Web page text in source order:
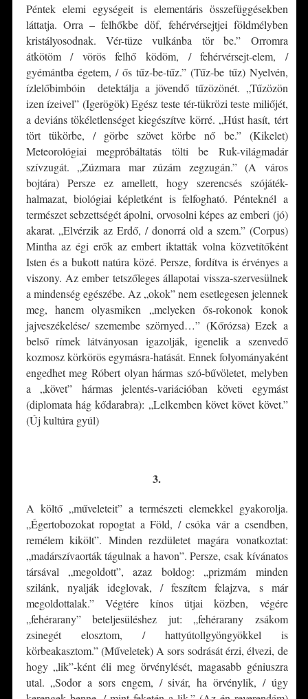
Péntek elemi egységeit is elementáris összefüggésekben
láttatja. Orra – felhőkbe döf, fehérvérsejtjei földmélyben
kristályosodnak. Vér-tüze vulkánba tör be.” Orromra
átkötöm / vörös felhő ködöm, / fehérvérsejt-elem, /
gyémántba égetem, / ős tűz-be-tűz.” (Tűz-be tűz) Nyelvén,
ízlelőbimbóin detektálja a jövendő tűzözönét. „Tűzözön
izen ízeivel” (Igerögök) Egész teste tér-tükrözi teste miliőjét,
a deviáns tökéletlenséget kiegészítve körré. „Húst hasít, tért
tört tükörbe, / görbe szövet körbe nő be.” (Kikelet)
Meteorológiai megpróbáltatás tölti be Ruk-világmadár
szívzugát. „Zúzmara mar zúzám zegzugán.” (A város
bojtára) Persze ez amellett, hogy szerencsés szójáték-
halmazat, biológiai képletként is felfogható. Pénteknél a
természet sebzettségét ápolni, orvosolni képes az emberi (jó)
akarat. „Elvérzik az Erdő, / donorrá old a szem.” (Corpus)
Mintha az égi erők az embert iktatták volna közvetítőként
Isten és a bukott natúra közé. Persze, fordítva is érvényes a
viszony. Az ember tetszőleges állapotai vissza-szervesülnek
a mindenség egészébe. Az „okok” nem esetlegesen jelennek
meg, hanem olyasmiken „melyeken ős-rokonok konok
jajveszékelése/ szemembe szörnyed…” (Kőrózsa) Ezek a
belső rímek látványosan igazolják, igenelik a szenvedő
kozmosz körkörös egymásra-hatását. Ennek folyományaként
engedhet meg Róbert olyan hármas szó-bűvöletet, melyben
a „követ” hármas jelentés-variációban követi egymást
(diplomata hág kődarabra): „Lelkemben követ követ követ.”
(Új kultúra gyúl)
3.
A költő „műveleteit” a természeti elemekkel gyakorolja.
„Égertobozokat ropogtat a Föld, / csóka vár a csendben,
remélem kikölt”. Minden rezdületet magára vonatkoztat:
„madárszívaorták tágulnak a havon”. Persze, csak kívánatos
társával „megoldott”, azaz boldog: „prizmám minden
szilánk, nyalják ideglovak, / feszítem felajzva, s már
megoldottalak.” Végtére kínos útjai közben, végére
„fehérarany” beteljesüléshez jut: „fehérarany zsákom
zsinegét elosztom, / hattyútollgyöngyökkel is
körbeakasztom.” (Műveletek) A sors sodrását érzi, élvezi, de
hogy „lik”-ként éli meg örvénylését, magasabb géniuszra
utal. „Sodor a sors engem, / sivár, ha örvénylik, / úgy